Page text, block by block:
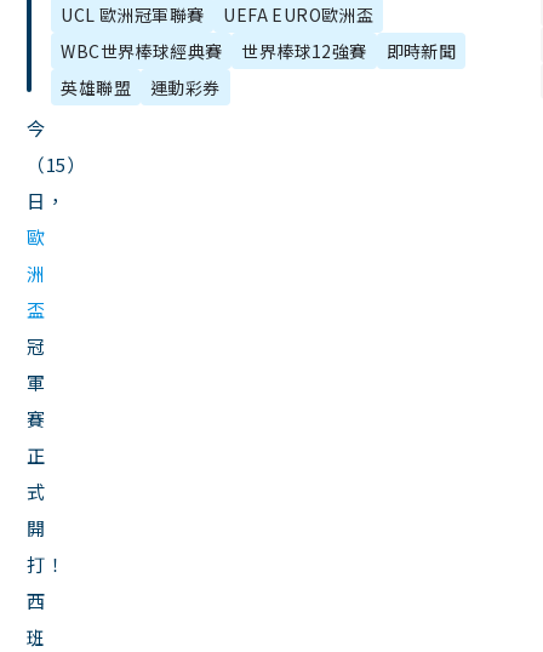
今
（15）
日，
歐
洲
盃
冠
軍
賽
正
式
開
打！
西
班
總整理！
UCL 歐洲冠軍聯賽
UEFA EURO歐洲盃
WBC世界棒球經典賽
世界棒球12強賽
即時新聞
英雄聯盟
運動彩券